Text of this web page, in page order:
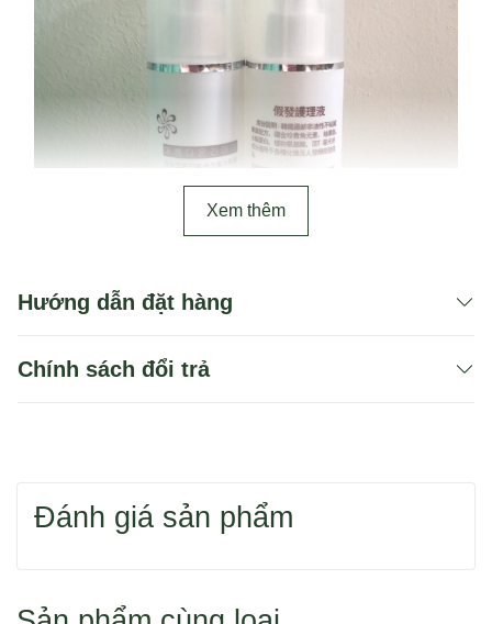
Xem thêm
Hướng dẫn đặt hàng
Hoặc bạn tìm sản phẩm theo danh mục.
Chính sách đổi trả
Đánh giá sản phẩm